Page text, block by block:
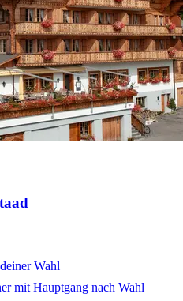
Wahl
mit Hauptgang nach Wahl